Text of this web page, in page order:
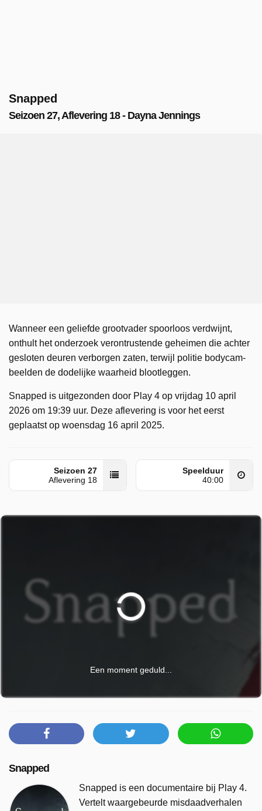
Snapped
Seizoen 27, Aflevering 18 - Dayna Jennings
Wanneer een geliefde grootvader spoorloos verdwijnt,
onthult het onderzoek verontrustende geheimen die achter
gesloten deuren verborgen zaten, terwijl politie bodycam-
beelden de dodelijke waarheid blootleggen.
Snapped is uitgezonden door Play 4 op vrijdag 10 april
2026 om 19:39 uur. Deze aflevering is voor het eerst
geplaatst op woensdag 16 april 2025.
Seizoen 27
Aflevering 18
Speelduur
40:00
Een moment geduld...
Snapped
Snapped is een documentaire bij Play 4.
Vertelt waargebeurde misdaadverhalen